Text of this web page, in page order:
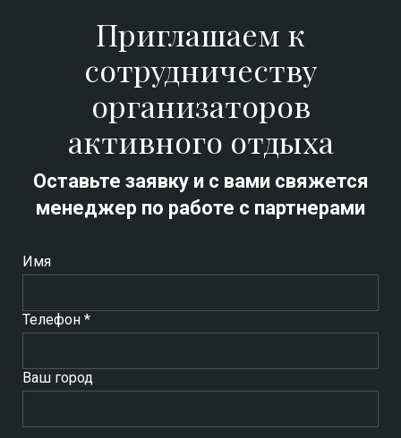
Приглашаем к
сотрудничеству
организаторов
активного отдыха
Оставьте заявку и с вами свяжется
менеджер по работе с партнерами
Имя
Телефон *
Ваш город